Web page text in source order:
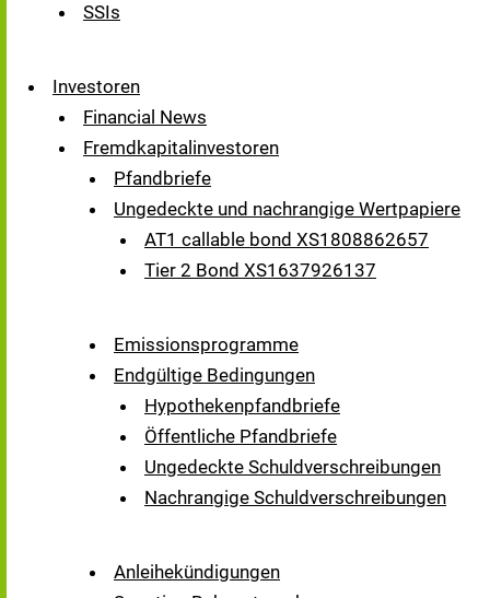
SSIs
Investoren
Financial News
Fremdkapitalinvestoren
Pfandbriefe
Ungedeckte und nachrangige Wertpapiere
AT1 callable bond XS1808862657
Tier 2 Bond XS1637926137
Emissionsprogramme
Endgültige Bedingungen
Hypothekenpfandbriefe
Öffentliche Pfandbriefe
Ungedeckte Schuldverschreibungen
Nachrangige Schuldverschreibungen
Anleihekündigungen